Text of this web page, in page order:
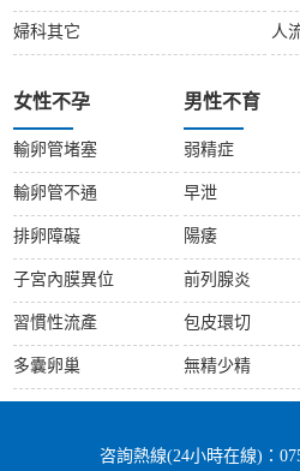
婦科其它 人
女性不孕
輸卵管堵塞
輸卵管不通
排卵障礙
子宮內膜異位
習慣性流產
多囊卵巢
男性不育
弱精症
早泄
陽痿
前列腺炎
包皮環切
無精少精
咨詢熱線(24小時在線)：